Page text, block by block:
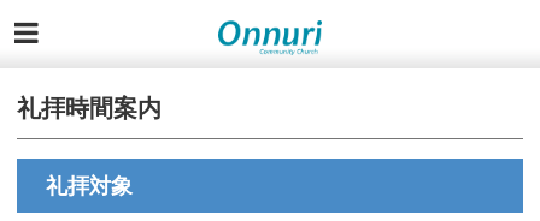
礼拝時間案内
礼拝対象